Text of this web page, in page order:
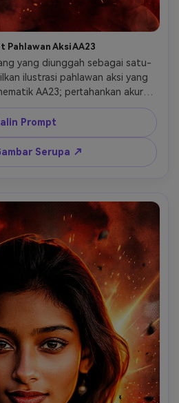
Pahlawan Aksi AA23
yang diunggah sebagai satu-
ilustrasi pahlawan aksi yang
AA23; pertahankan akurasi
mata, hidung, mulut, struktur
ekspresi, dan warna kulit;
proporsi tubuh dengan tepat;
hitam yang menyala dengan
dan kabut atmosfer merah tua
tepi yang kuat dengan sorotan
seluruh sosok;
bayangan hitam pekat dan
yang hidup; sertakan efek
dan energi eksplosif yang
komposisi harus terasa seperti
dengan energi yang tebal dan
digital ultra-tajam dengan
gradasi warna profesional; tidak
tanda air, tidak ada logo merek,
tidak ada pencahayaan alami.
Prompt
Serupa ↗